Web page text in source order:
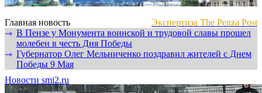
Главная новость
Экспертиза The Penza Post
⇾ В Пензе у Монумента воинской и трудовой славы прошел
молебен в честь Дня Победы
⇾ Губернатор Олег Мельниченко поздравил жителей с Днем
Победы 9 Мая
Новости smi2.ru